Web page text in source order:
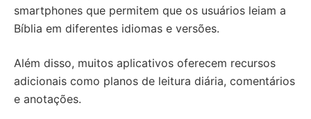
smartphones que permitem que os usuários leiam a
Bíblia em diferentes idiomas e versões.
Além disso, muitos aplicativos oferecem recursos
adicionais como planos de leitura diária, comentários
e anotações.